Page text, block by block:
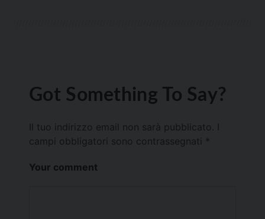
Got Something To Say?
Il tuo indirizzo email non sarà pubblicato.
campi obbligatori sono contrassegnati *
Your comment